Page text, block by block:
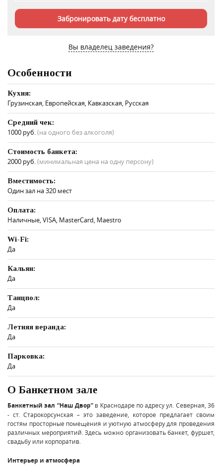
Забронировать дату бесплатно
Вы владелец заведения?
Особенности
Кухня:
Грузинская, Европейская, Кавказская, Русская
Средний чек:
1000 руб.(на одного без алкоголя)
Стоимость банкета:
2000 руб.(минимальная цена на одну персону)
Вместимость:
Один зал на 320 мест
Оплата:
Наличные, VISA, MasterCard, Maestro
Wi-Fi:
Да
Кальян:
Да
Танцпол:
Да
Летняя веранда:
Да
Парковка:
Да
О Банкетном зале
Банкетный зал “Наш Двор”в Краснодаре по адресу ул. Северная, 36
- ст. Старокорсунская – это заведение, которое предлагает своим
гостям просторные помещения и уютную атмосферу для проведения
различных мероприятий. Здесь можно организовать банкет, фуршет,
свадьбу или корпоратив.
Интерьер и атмосфера